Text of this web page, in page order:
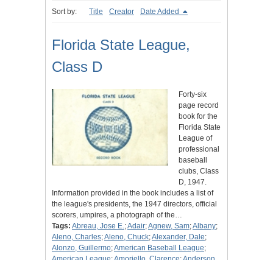
Sort by: Title Creator Date Added
Florida State League,
Class D
Forty-six
page record
book for the
Florida State
League of
professional
baseball
clubs, Class
D, 1947.
Information provided in the book includes a list of
the league's presidents, the 1947 directors, official
scorers, umpires, a photograph of the…
Tags: Abreau, Jose E.;Adair;Agnew, Sam;Albany;
Aleno, Charles;Aleno, Chuck;Alexander, Dale;
Alonzo, Guillermo;American Baseball League;